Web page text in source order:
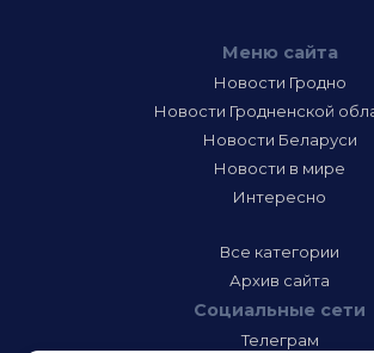
Меню сайта
Новости Гродно
Новости Гродненской
Новости Беларуси
Новости в мире
Интересно
Все категории
Архив сайта
Социальные сети
Телеграм